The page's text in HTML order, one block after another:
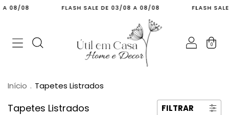
FLASH SALE DE 03/08 A 08/08 FLASH SALE DE 03/08
0
Início . Tapetes Listrados
Tapetes Listrados FILTRAR